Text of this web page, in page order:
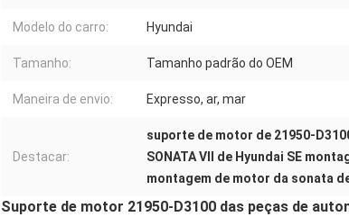
Modelo do carro: Hyundai
Tamanho: Tamanho padrão do OEM
Maneira de envio: Expresso, ar, mar
Destacar:
suporte de motor de 21950-
SONATA VII de Hyundai SE
montagem de motor da sonata
Suporte de motor 21950-D3100 das peças de